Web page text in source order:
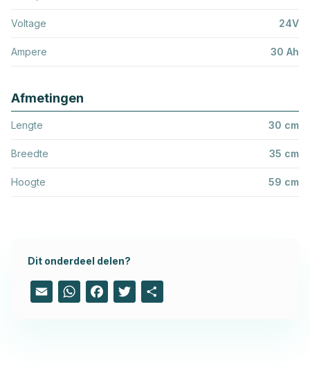
Voltage 24V
Ampere 30 Ah
Afmetingen
Lengte 30 cm
Breedte 35 cm
Hoogte 59 cm
Dit onderdeel delen?
Email WhatsAppFacebook
Twitter